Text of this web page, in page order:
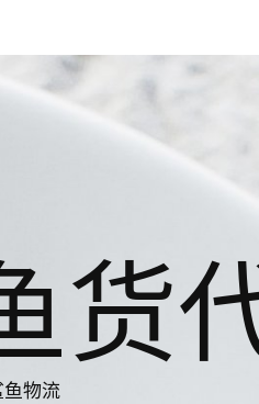
货
鱼物流